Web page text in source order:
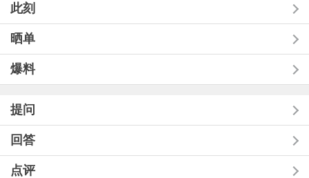
此刻
晒单
爆料
提问
回答
点评